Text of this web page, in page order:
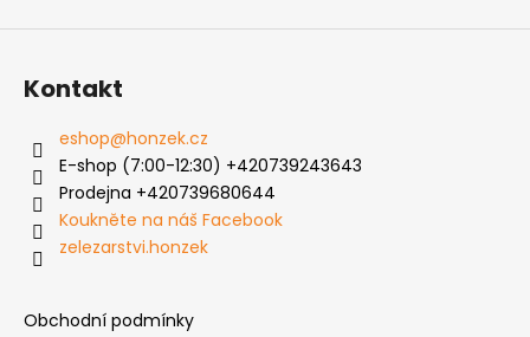
p
Kontakt
eshop@honzek.cz
E-shop (7:00-12:30) +420739243643
Prodejna +420739680644
Koukněte na náš Facebook
zelezarstvi.honzek
Obchodní podmínky